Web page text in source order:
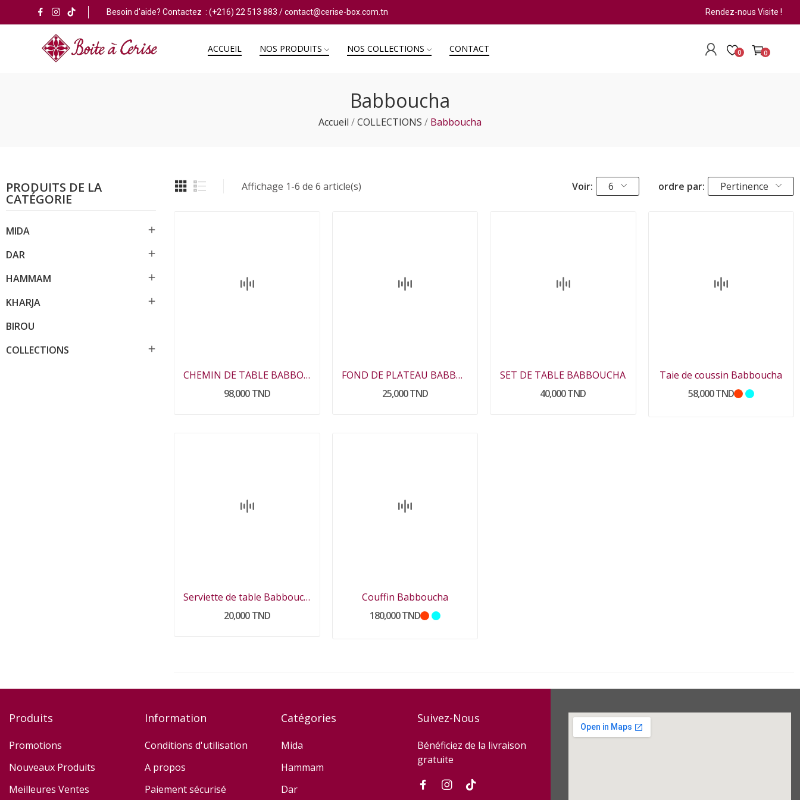
Besoin d'aide? Contactez :(+216) 22 513 883 /contact@cerise-box.com.tn Rendez-nous Visite !
ACCUEIL NOS PRODUITS NOS COLLECTIONS CONTACT 0 0
Babboucha
Accueil COLLECTIONS Babboucha
PRODUITS DE LA
CATÉGORIE
MIDA 
DAR 
HAMMAM 
KHARJA 
BIROU
COLLECTIONS

Affichage 1-6 de 6 article(s) Voir: 6 ordre par: Pertinence
CHEMIN DE TABLE BABBOUCHA
98,000 TND
FOND DE PLATEAU BABBOUCHA
25,000 TND
SET DE TABLE BABBOUCHA
40,000 TND
Taie de coussin Babboucha
58,000 TND
Serviette de table Babboucha
20,000 TND
Couffin Babboucha
180,000 TND
Produits
Promotions
Nouveaux Produits
Meilleures Ventes
Information
Conditions d'utilisation
A propos
Paiement sécurisé
Catégories
Mida
Hammam
Dar
Suivez-Nous
Bénéficiez de la livraison
gratuite